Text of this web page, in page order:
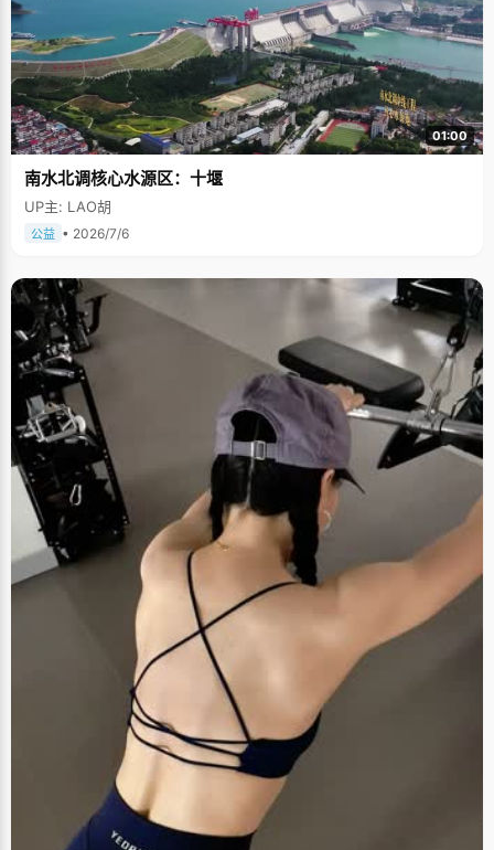
01:00
南水北调核心水源区：十堰
UP主: LAO胡
公益 • 2026/7/6